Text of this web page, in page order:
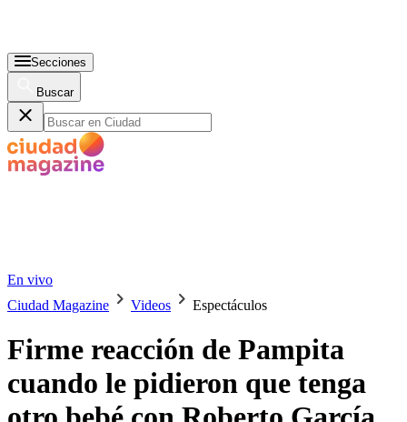
Secciones
Buscar
En vivo
Ciudad Magazine
Videos Espectáculos
Firme reacción de Pampita
cuando le pidieron que tenga